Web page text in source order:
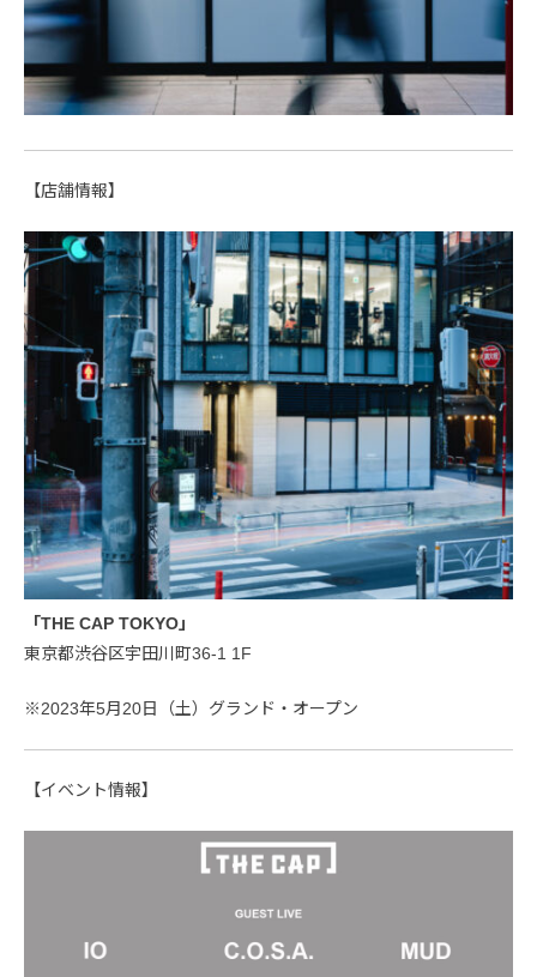
【店舗情報】
「THE CAP TOKYO」
東京都渋谷区宇田川町36-1 1F
※2023年5月20日（土）グランド・オープン
【イベント情報】